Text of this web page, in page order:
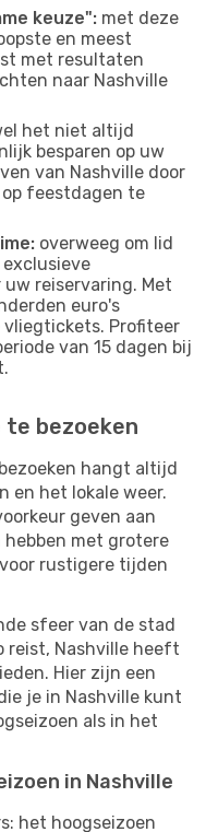
keuze": met deze
en meest
met resultaten
naar Nashville
het niet altijd
besparen op uw
van Nashville door
feestdagen te
overweeg om lid
reiservaring. Met
euro's
vliegtickets. Profiteer
van 15 dagen bij
bezoeken
hangt altijd
het lokale weer.
geven aan
hebben met grotere
rustigere tijden
sfeer van de stad
reist, Nashville heeft
Hier zijn een
je in Nashville kunt
als in het
in Nashville
het hoogseizoen